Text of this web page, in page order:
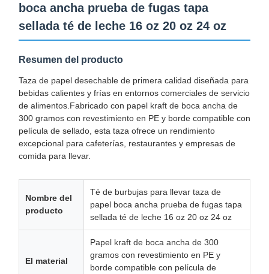
boca ancha prueba de fugas tapa
sellada té de leche 16 oz 20 oz 24 oz
Resumen del producto
Taza de papel desechable de primera calidad diseñada para
bebidas calientes y frías en entornos comerciales de servicio
de alimentos.Fabricado con papel kraft de boca ancha de
300 gramos con revestimiento en PE y borde compatible con
película de sellado, esta taza ofrece un rendimiento
excepcional para cafeterías, restaurantes y empresas de
comida para llevar.
Nombre del
producto
Té de burbujas para llevar taza de
papel boca ancha prueba de fugas tapa
sellada té de leche 16 oz 20 oz 24 oz
El material
Papel kraft de boca ancha de 300
gramos con revestimiento en PE y
borde compatible con película de